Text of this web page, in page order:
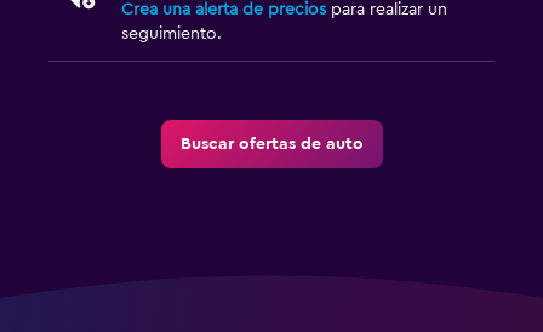
Crea una alerta de precios para realizar un
seguimiento.
Buscar ofertas de auto